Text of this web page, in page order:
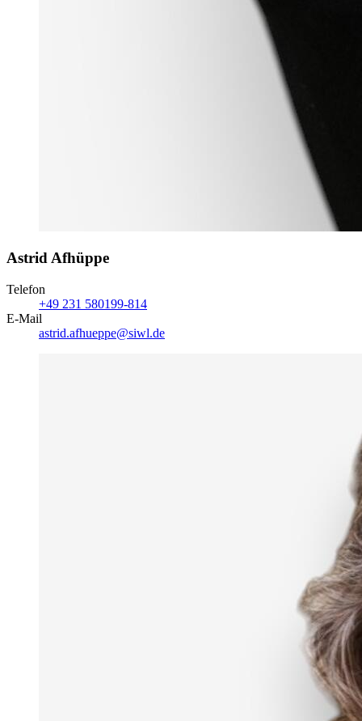
Astrid Afhüppe
Telefon
+49 231 580199-814
E-Mail
astrid.afhueppe@siwl.de